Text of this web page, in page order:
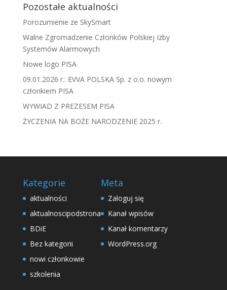
Pozostałe aktualności
Porozumienie ze SkySmart
Walne Zgromadzenie Członków Polskiej Izby
Systemów Alarmowych
Nowe logo PISA
09.01.2026 r.: EVVA POLSKA Sp. z o.o. nowym
członkiem PISA
WYWIAD Z PREZESEM PISA
ŻYCZENIA NA BOŻE NARODZENIE 2025 r.
Kategorie
aktualności
aktualnoscipodstrona
BDiE
Bez kategorii
nowi członkowie
szkolenia
Meta
Zaloguj się
Kanał wpisów
Kanał komentarzy
WordPress.org